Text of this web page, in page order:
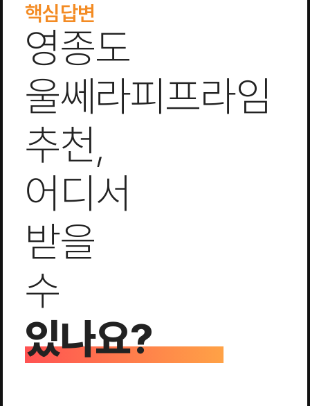
핵심답변
영종도
울쎄라피프라임
추천,
어디서
받을
수
있나요?